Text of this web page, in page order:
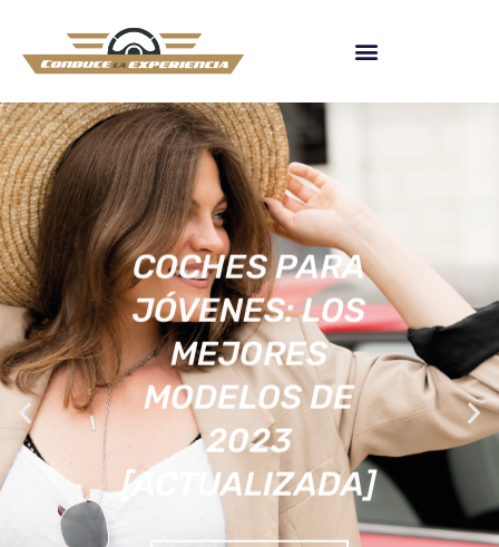
COCHES PARA
JÓVENES: LOS
MEJORES
MODELOS DE
2023
[ACTUALIZADA]